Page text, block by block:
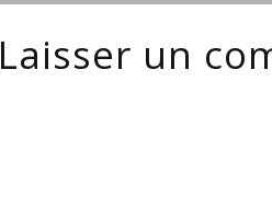
Laisser un